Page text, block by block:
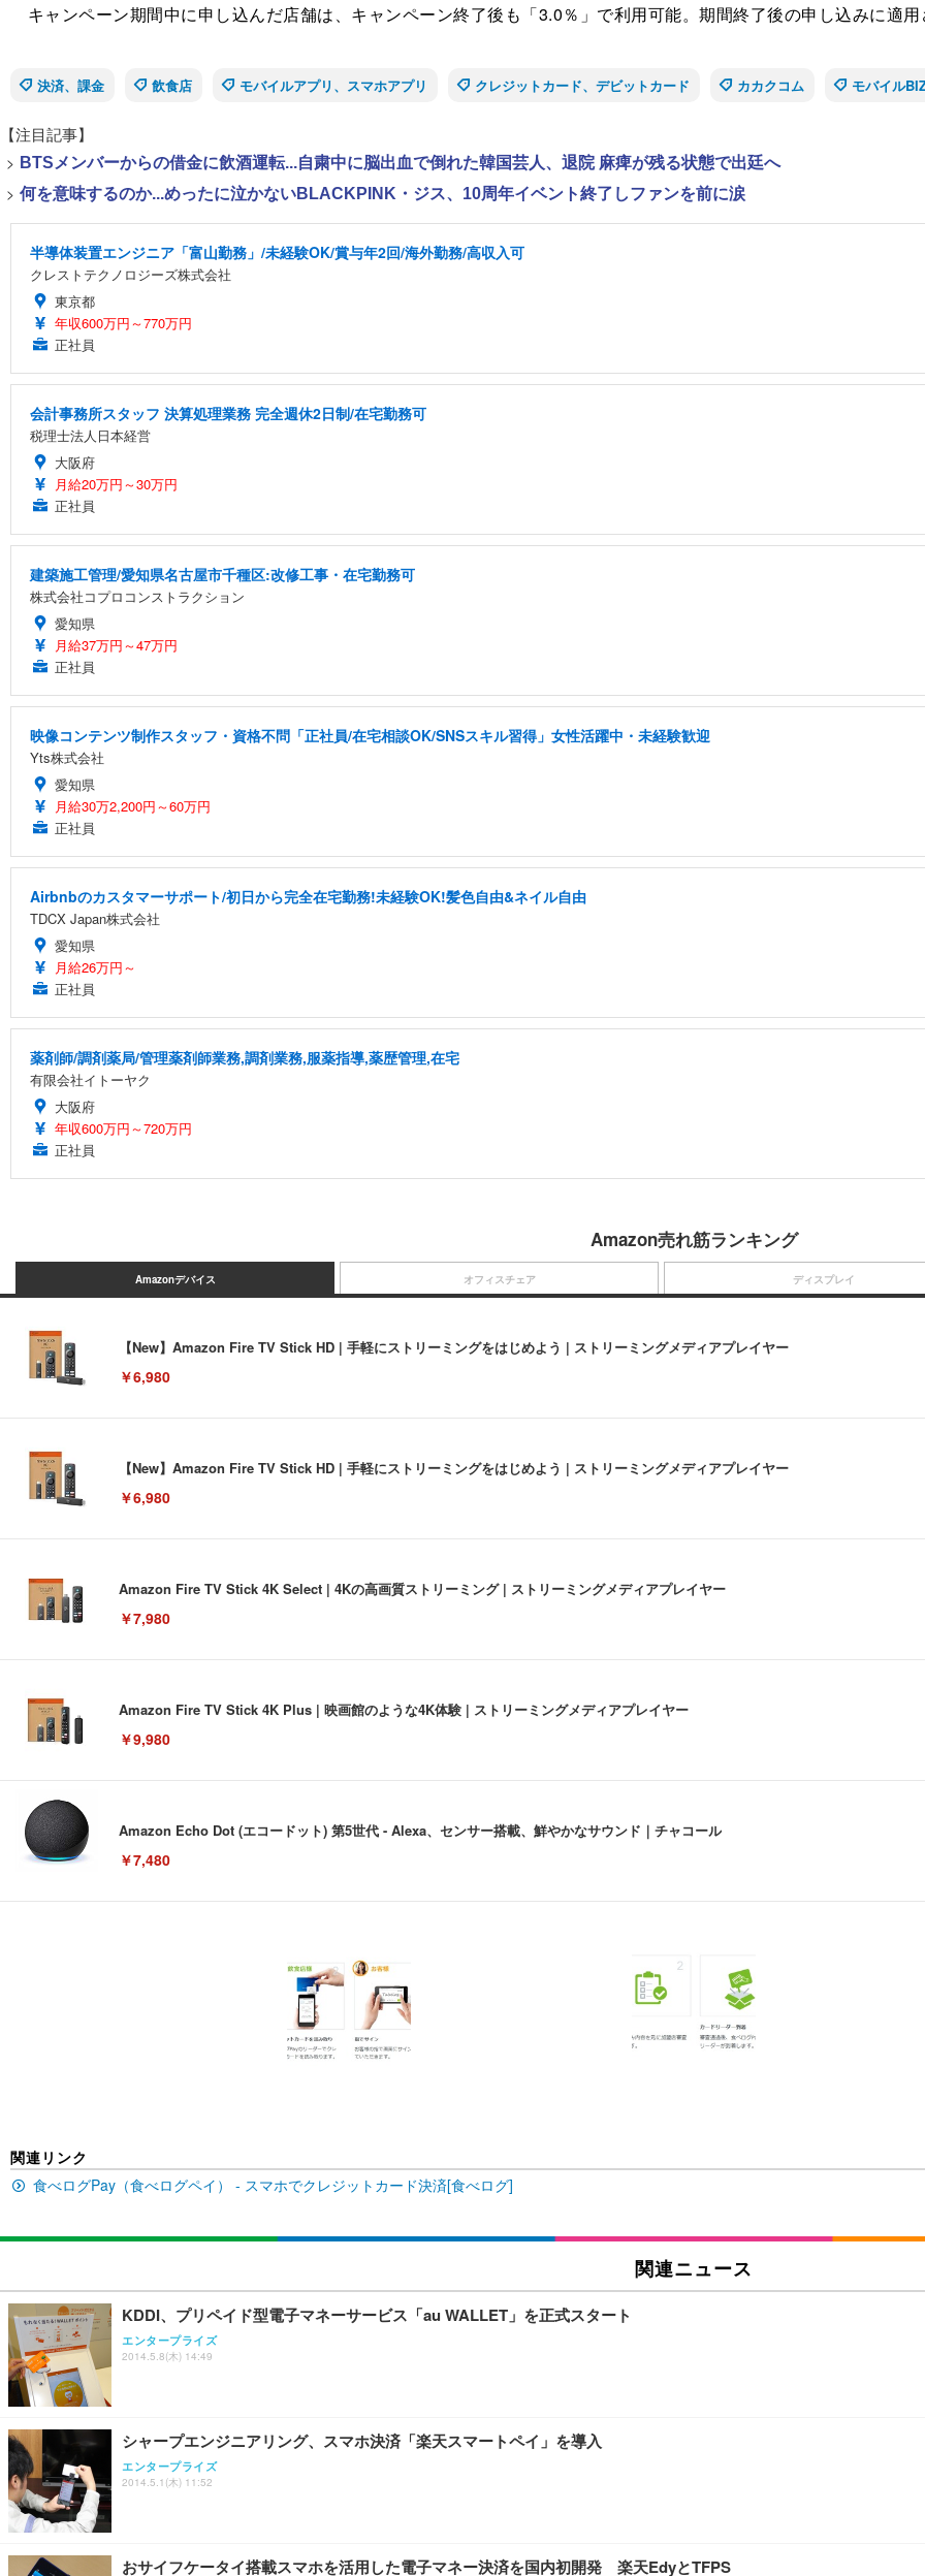
キャンペーン期間中に申し込んだ店舗は、キャンペーン終了後も「3.0％」で利用可能。期間終了後の申し込みに適用
決済、課金
飲食店 モバイルアプリ、スマホアプリ クレジットカード、デビットカード カカクコム モバイル
【注目記事】
> BTSメンバーからの借金に飲酒運転...自粛中に脳出血で倒れた韓国芸人、退院 麻痺が残る状態で出廷へ
> 何を意味するのか...めったに泣かないBLACKPINK・ジス、10周年イベント終了しファンを前に涙
半導体装置エンジニア「富山勤務」/未経験OK/賞与年2回/海外勤務/高収入可
クレストテクノロジーズ株式会社
東京都
年収600万円～770万円
正社員
会計事務所スタッフ 決算処理業務 完全週休2日制/在宅勤務可
税理士法人日本経営
大阪府
月給20万円～30万円
正社員
建築施工管理/愛知県名古屋市千種区:改修工事・在宅勤務可
株式会社コプロコンストラクション
愛知県
月給37万円～47万円
正社員
映像コンテンツ制作スタッフ・資格不問「正社員/在宅相談OK/SNSスキル習得」女性活躍中・未経験歓迎
Yts株式会社
愛知県
月給30万2,200円～60万円
正社員
Airbnbのカスタマーサポート/初日から完全在宅勤務!未経験OK!髪色自由&ネイル自由
TDCX Japan株式会社
愛知県
月給26万円～
正社員
薬剤師/調剤薬局/管理薬剤師業務,調剤業務,服薬指導,薬歴管理,在宅
有限会社イトーヤク
大阪府
年収600万円～720万円
正社員
Amazon売れ筋ランキング
Amazonデバイス
【New】Amazon Fire TV Stick HD | 手軽にストリーミングをはじめよう | ストリーミングメディアプレイヤー
￥6,980
【New】Amazon Fire TV Stick HD | 手軽にストリーミングをはじめよう | ストリーミングメディアプレイヤー
￥6,980
Amazon Fire TV Stick 4K Select | 4Kの高画質ストリーミング | ストリーミングメディアプレイヤー
￥7,980
Amazon Fire TV Stick 4K Plus | 映画館のような4K体験 | ストリーミングメディアプレイヤー
￥9,980
Amazon Echo Dot (エコードット) 第5世代 - Alexa、センサー搭載、鮮やかなサウンド｜チャコール
￥7,480
オフィスチェア
[EdoErgo] オフィスチェア 椅子 テレワーク 疲れない 跳ね上げ式アームレスト コンパクト 約105度ロッキング pc 事務椅子 360度回
Sezlife オフィスチェア デスクチェア 疲れない テレワーク チェア 強化バックレスト 30度ロッキング機能 人間工学 椅子 腰サポート
ション PCチェア 通気性メッシュ ゲーミング/勉強/事務用 おしゃれ パソコンチェア (ホワイト)
ANDWINT オフィスチェア デスクチェア 肘なし メッシュ 通気性 ランバーサポート付き 腰サポート ガス圧無段階昇降 360度回転
勤務 ブラック
ディスプレイ
EIZO ビジネス向けプレミアムモニター | FlexScan EV3240X-WT | 31.5型4K UHD・USB Type-C・ホワイト
￥49,979
【整備済み品】Dell E2724HS 27インチ 液晶モニター フルHD（1920×1080）VA 非光沢 HDMI/DisplayPort/VGA スピーカー内蔵 高
￥15,800
【MiniLED/24.5inch/280Hz/FHD】GRAPHT THE SHOOTER Gaming Monitor 24” Essential ゲーミングモニター QD 24.5インチ
￥34,980
Amazonベーシック ペットシーツ 薄型 レギュラー 1回使い捨て 無香料 ホワイト 300枚
￥1,800
Smart Basic(スマートベーシック) 【Amazon.co.jp限定】 Smart Basic アイリスオーヤマ ペットシーツ 超厚型 お徳用 ワイド 100枚
￥3,670
アイリスオーヤマ ペットシーツ 超厚型 お徳用 レギュラー 200枚入【Amazon.co.jp限定】
￥3,731
関連リンク
食べログPay（食べログペイ） - スマホでクレジットカード決済[食べログ]
関連ニュース
KDDI、プリペイド型電子マネーサービス「au WALLET」を正式スタート
エンタープライズ
2014.5.8(木) 14:49
シャープエンジニアリング、スマホ決済「楽天スマートペイ」を導入
エンタープライズ
2014.5.1(木) 11:52
おサイフケータイ搭載スマホを活用した電子マネー決済を国内初開発 楽天EdyとTFPS